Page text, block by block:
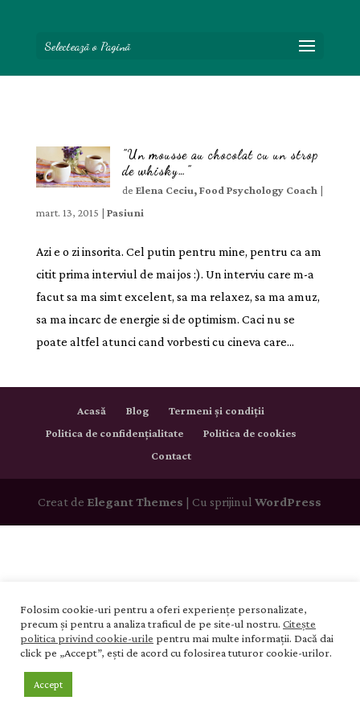
Selectează o Pagină
”Un mousse au chocolat cu un strop
de whisky…”
deElena Ceciu, Food Psychology Coach |
mart. 13, 2015 | Pasiuni
Azi e o zi insorita. Cel putin pentru mine, pentru ca am
citit prima interviul de mai jos :). Un interviu care m-a
facut sa ma simt excelent, sa ma relaxez, sa ma amuz,
sa ma incarc de energie si de optimism. Caci nu se
poate altfel atunci cand vorbesti cu cineva care...
Acasă Blog
Termeni și condiții
Politica de confidențialitate
Politica de cookies
Contact
Creat de Elegant Themes | Cu sprijinulWordPress
Folosim cookie-uri pentru a oferi experiențe personalizate,
precum și pentru a analiza traficul de pe site-ul nostru. Citește
politica privind cookie-urile pentru mai multe informații. Dacă dai
click pe „Accept”, ești de acord cu folosirea tuturor cookie-urilor.
Accept